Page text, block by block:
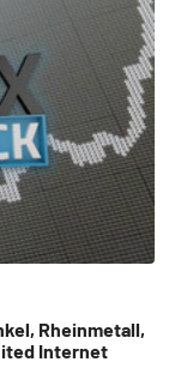
Rheinmetall,
Internet